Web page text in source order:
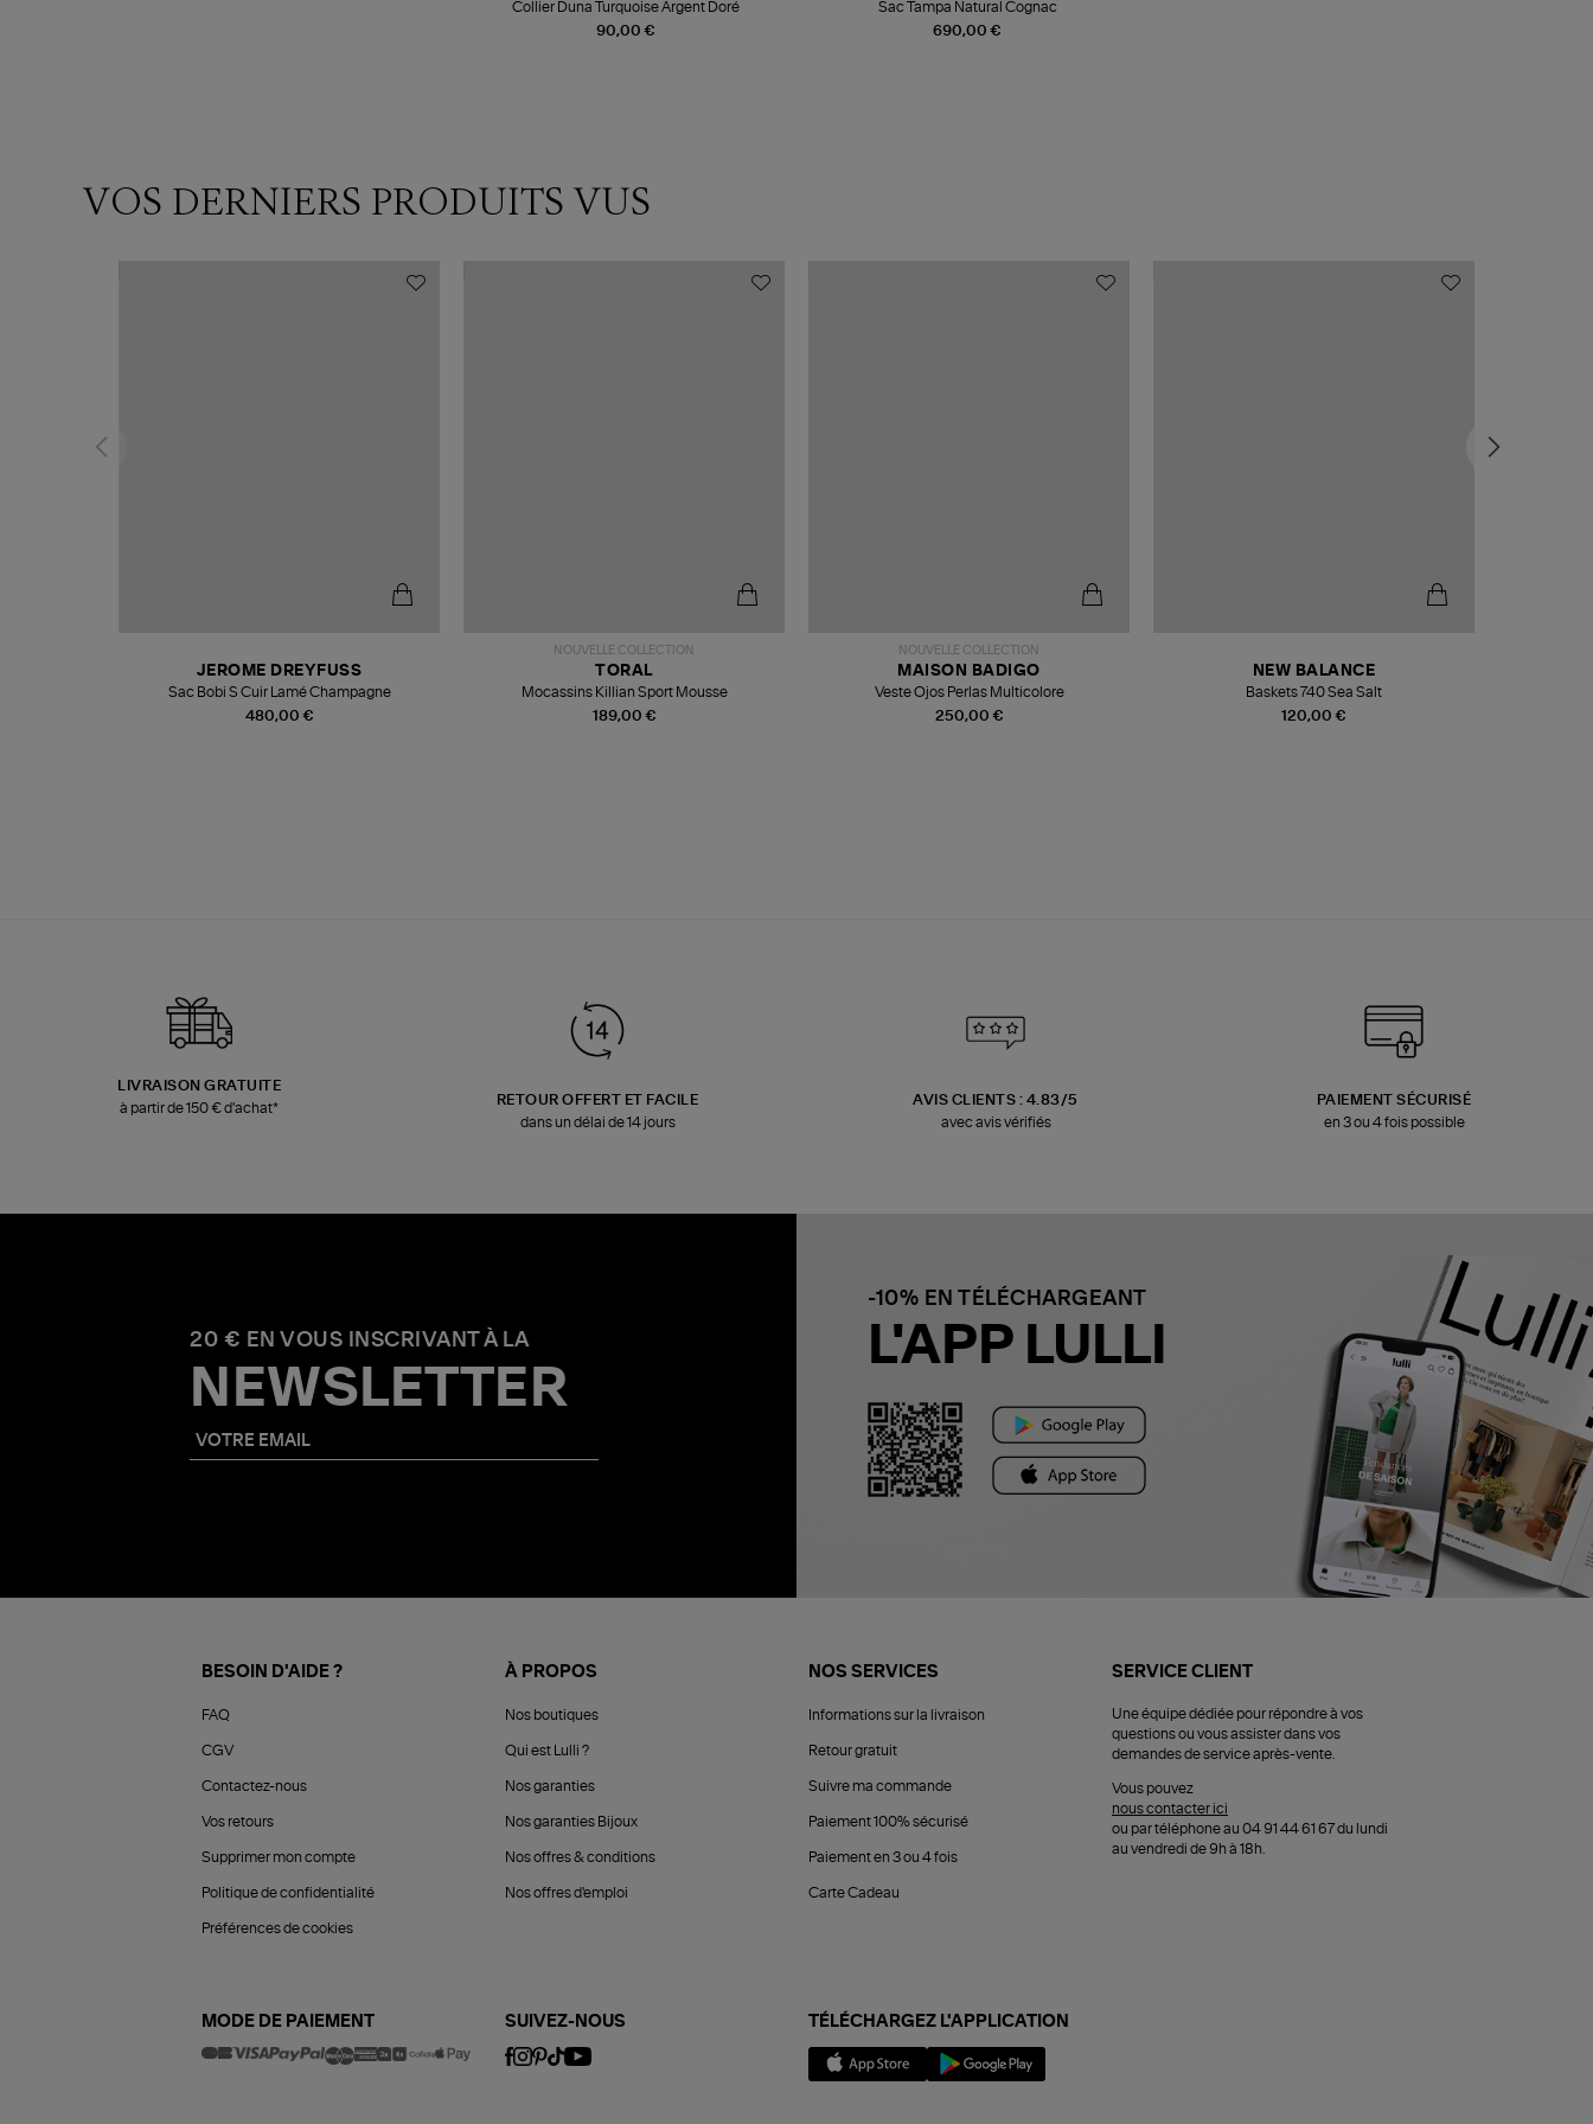
90,00 €
Collier Duna Turquoise Argent Doré
690,00 €
Sac Tampa Natural Cognac
VOS DERNIERS PRODUITS VUS
480,00 €
JEROME DREYFUSS
Sac Bobi S Cuir Lamé Champagne
NOUVELLE COLLECTION
189,00 €
TORAL
Mocassins Killian Sport Mousse
NOUVELLE COLLECTION
250,00 €
MAISON BADIGO
Veste Ojos Perlas Multicolore
120,00 €
NEW BALANCE
Baskets 740 Sea Salt
LIVRAISON GRATUITE
à partir de 150 € d'achat*
RETOUR OFFERT ET FACILE
dans un délai de 14 jours
AVIS CLIENTS : 4.83/5
avec avis vérifiés
PAIEMENT SÉCURISÉ
en 3 ou 4 fois possible
20 € EN VOUS INSCRIVANT À LA
NEWSLETTER
-10% EN TÉLÉCHARGEANT
L'APP LULLI
BESOIN D'AIDE ?
FAQ
CGV
Contactez-nous
Vos retours
Supprimer mon compte
Politique de confidentialité
Préférences de cookies
À PROPOS
Nos boutiques
Qui est Lulli ?
Nos garanties
Nos garanties Bijoux
Nos offres & conditions
Nos offres d'emploi
NOS SERVICES
Informations sur la livraison
Retour gratuit
Suivre ma commande
Paiement 100% sécurisé
Paiement en 3 ou 4 fois
Carte Cadeau
SERVICE CLIENT
Une équipe dédiée pour répondre à vos
questions ou vous assister dans vos
demandes de service après-vente.
Vous pouvez
nous contacter ici
ou par téléphone au 04 91 44 61 67 du lundi
au vendredi de 9h à 18h.
MODE DE PAIEMENT SUIVEZ-NOUS TÉLÉCHARGEZ L'APPLICATION